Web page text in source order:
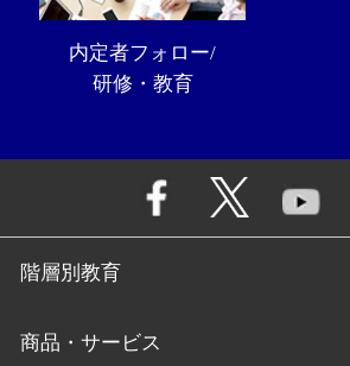
内定者フォロー/
研修・教育
階層別教育
商品・サービス